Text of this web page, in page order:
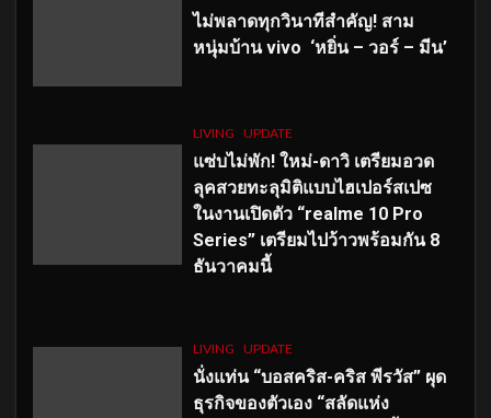
ไม่พลาดทุกวินาทีสำคัญ! สาม
หนุ่มบ้าน vivo ‘หยิ่น – วอร์ – มีน’
LIVING UPDATE
แซ่บไม่พัก! ใหม่-ดาวิ เตรียมอวด
ลุคสวยทะลุมิติแบบไฮเปอร์สเปซ
ในงานเปิดตัว “realme 10 Pro
Series” เตรียมไปว้าวพร้อมกัน 8
ธันวาคมนี้
LIVING UPDATE
นั่งแท่น “บอสคริส-คริส พีรวัส” ผุด
ธุรกิจของตัวเอง “สลัดแห่ง